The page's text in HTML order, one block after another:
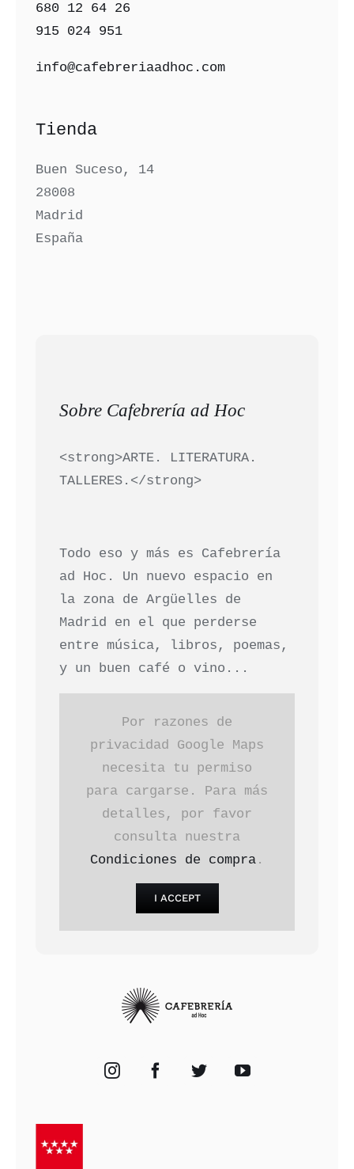
680 12 64 26‬
915 024 951‬
info@cafebreriaadhoc.com
Tienda
Buen Suceso, 14
28008
Madrid
España
Sobre Cafebrería ad Hoc
<strong>ARTE. LITERATURA.
TALLERES.</strong>
Todo eso y más es Cafebrería
ad Hoc. Un nuevo espacio en
la zona de Argüelles de
Madrid en el que perderse
entre música, libros, poemas,
y un buen café o vino...
Por razones de
privacidad Google Maps
necesita tu permiso
para cargarse. Para más
detalles, por favor
consulta nuestra
Condiciones de compra .
I ACCEPT